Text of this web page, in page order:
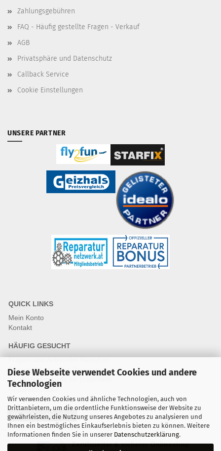
Diese Webseite verwendet Cookies und andere
Technologien
Wir verwenden Cookies und ähnliche Technologien, auch von
Drittanbietern, um die ordentliche Funktionsweise der Website zu
gewährleisten, die Nutzung unseres Angebotes zu analysieren und
Ihnen ein bestmögliches Einkaufserlebnis bieten zu können. Weitere
Informationen finden Sie in unserer Datenschutzerklärung.
Zahlungsgebühren
FAQ - Häufig gestellte Fragen - Verkauf
AGB
Privatsphäre und Datenschutz
Callback Service
Cookie Einstellungen
UNSERE PARTNER
QUICK LINKS
Mein Konto
Kontakt
HÄUFIG GESUCHT
Fragen und Antworten Webshop
Fragen & Antworten Reparatur
Qualitätsstandards für Ersatzteile
Reparaturablauf
Vertrag widerrufen
Zertifizierter & sicherer Onlineshop